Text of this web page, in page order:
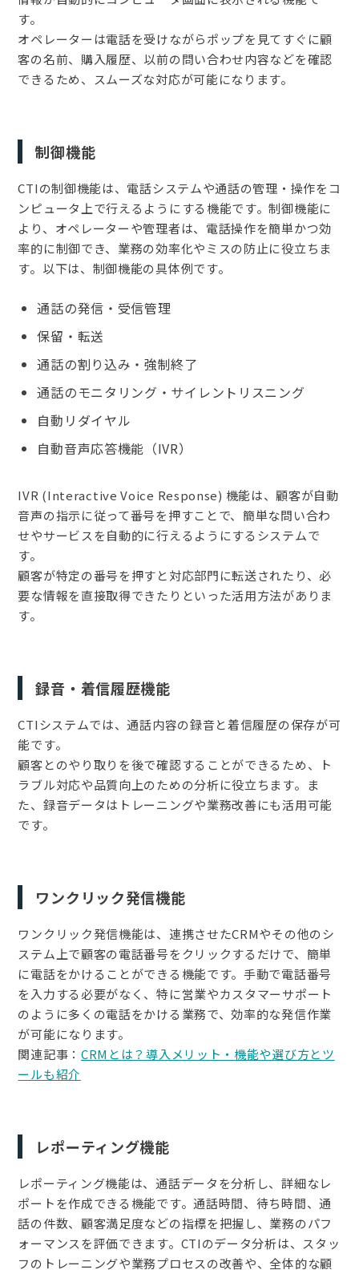
す。
オペレーターは電話を受けながらポップを見てすぐに顧
客の名前、購入履歴、以前の問い合わせ内容などを確認
できるため、スムーズな対応が可能になります。
制御機能
CTIの制御機能は、電話システムや通話の管理・操作をコ
ンピュータ上で行えるようにする機能です。制御機能に
より、オペレーターや管理者は、電話操作を簡単かつ効
率的に制御でき、業務の効率化やミスの防止に役立ちま
す。以下は、制御機能の具体例です。
通話の発信・受信管理
保留・転送
通話の割り込み・強制終了
通話のモニタリング・サイレントリスニング
自動リダイヤル
自動音声応答機能（IVR）
IVR (Interactive Voice Response) 機能は、顧客が自動
音声の指示に従って番号を押すことで、簡単な問い合わ
せやサービスを自動的に行えるようにするシステムで
す。
顧客が特定の番号を押すと対応部門に転送されたり、必
要な情報を直接取得できたりといった活用方法がありま
す。
録音・着信履歴機能
CTIシステムでは、通話内容の録音と着信履歴の保存が可
能です。
顧客とのやり取りを後で確認することができるため、ト
ラブル対応や品質向上のための分析に役立ちます。ま
た、録音データはトレーニングや業務改善にも活用可能
です。
ワンクリック発信機能
ワンクリック発信機能は、連携させたCRMやその他のシ
ステム上で顧客の電話番号をクリックするだけで、簡単
に電話をかけることができる機能です。手動で電話番号
を入力する必要がなく、特に営業やカスタマーサポート
のように多くの電話をかける業務で、効率的な発信作業
が可能になります。
関連記事： CRMとは？導入メリット・機能や選び方とツ
ールも紹介
レポーティング機能
レポーティング機能は、通話データを分析し、詳細なレ
ポートを作成できる機能です。通話時間、待ち時間、通
話の件数、顧客満足度などの指標を把握し、業務のパフ
ォーマンスを評価できます。CTIのデータ分析は、スタッ
フのトレーニングや業務プロセスの改善や、全体的な顧